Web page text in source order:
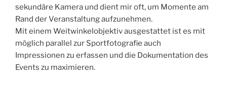
sekundäre Kamera und dient mir oft, um Momente am
Rand der Veranstaltung aufzunehmen.
Mit einem Weitwinkelobjektiv ausgestattet ist es mit
möglich parallel zur Sportfotografie auch
Impressionen zu erfassen und die Dokumentation des
Events zu maximieren.